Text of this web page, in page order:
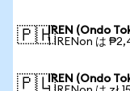
🇵🇭IREN (Ondo
1 IRENon は
🇵🇱IREN (Ondo